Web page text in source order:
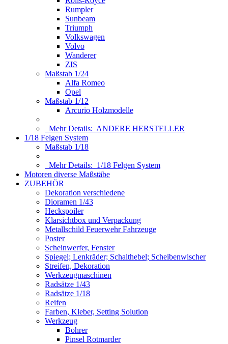
Rumpler
Sunbeam
Triumph
Volkswagen
Volvo
Wanderer
ZIS
Maßstab 1/24
Alfa Romeo
Opel
Maßstab 1/12
Arcurio Holzmodelle
Mehr Details: ANDERE HERSTELLER
1/18 Felgen System
Maßstab 1/18
Mehr Details: 1/18 Felgen System
Motoren diverse Maßstäbe
ZUBEHÖR
Dekoration verschiedene
Dioramen 1/43
Heckspoiler
Klarsichtbox und Verpackung
Metallschild Feuerwehr Fahrzeuge
Poster
Scheinwerfer, Fenster
Spiegel; Lenkräder; Schalthebel; Scheibenwischer
Streifen, Dekoration
Werkzeugmaschinen
Radsätze 1/43
Radsätze 1/18
Reifen
Farben, Kleber, Setting Solution
Werkzeug
Bohrer
Pinsel Rotmarder